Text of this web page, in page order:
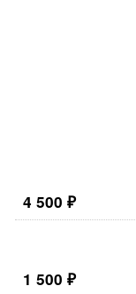
4 500 ₽
1 500 ₽